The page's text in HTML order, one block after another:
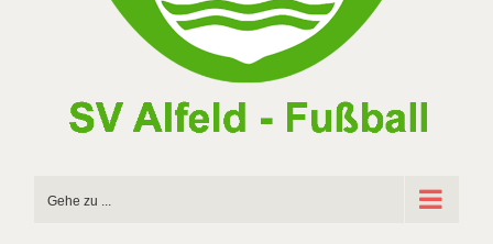
Gehe zu ...